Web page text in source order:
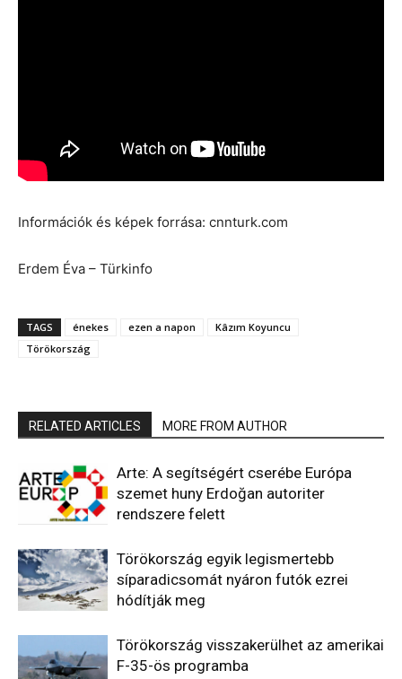
Információk és képek forrása: cnnturk.com
Erdem Éva – Türkinfo
TAGS énekes ezen a napon
Kâzım Koyuncu
Törökország
RELATED ARTICLES MORE FROM AUTHOR
Arte: A segítségért cserébe Európa
szemet huny Erdoğan autoriter
rendszere felett
Törökország egyik legismertebb
síparadicsomát nyáron futók ezrei
hódítják meg
Törökország visszakerülhet az amerikai
F-35-ös programba